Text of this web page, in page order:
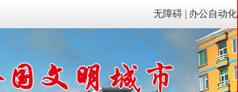
无障碍 | 办公自动化